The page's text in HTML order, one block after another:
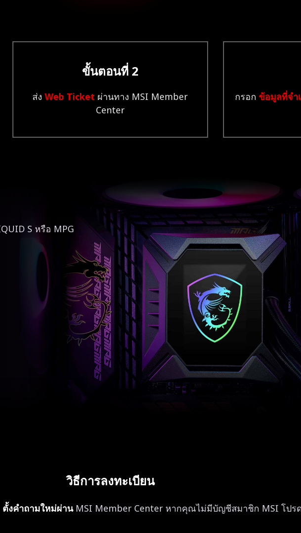
ขั้นตอนที่ 2
ส่งWeb Ticket ผ่านทาง MSI Member
Center
กรอกข้อมูลที่จำ
S หรือ MPG
วิธีการลงทะเบียน
ตั้งคำถามใหม่ผ่านMSI Member Center หากคุณไม่มีบัญชีสมาชิก MSI โปร